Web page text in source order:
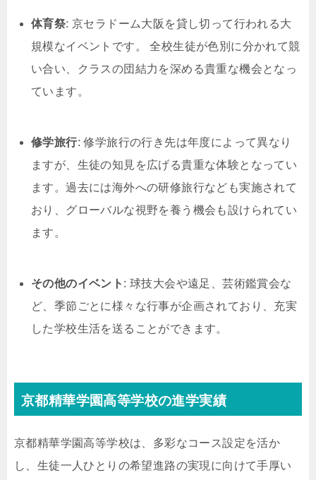
体育祭: 京セラドーム大阪を貸し切って行われる大
規模なイベントです。 全校生徒が色別に分かれて競
い合い、クラスの団結力を深める貴重な機会となっ
ています。
修学旅行: 修学旅行の行き先は年度によって異なり
ますが、生徒の知見を広げる貴重な体験となってい
ます。過去には海外への研修旅行なども実施されて
おり、グローバルな視野を養う機会も設けられてい
ます。
その他のイベント : 球技大会や遠足、芸術鑑賞会な
ど、季節ごとに様々な行事が企画されており、充実
した学校生活を送ることができます。
京都精華学園高等学校の進学実績
京都精華学園高等学校は、多彩なコース設定を活か
し、生徒一人ひとりの希望進路の実現に向けて手厚い